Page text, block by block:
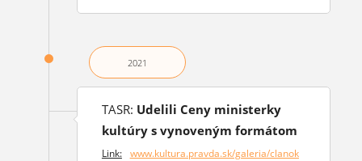
2021
TASR: Udelili Ceny ministerky
kultúry s vynoveným formátom
Link: www.kultura.pravda.sk/galeria/clanok